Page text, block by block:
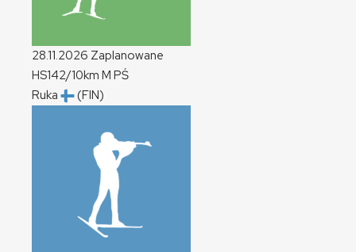
28.11.2026 Zaplanowane
HS142/10km M PŚ
Ruka
(FIN)